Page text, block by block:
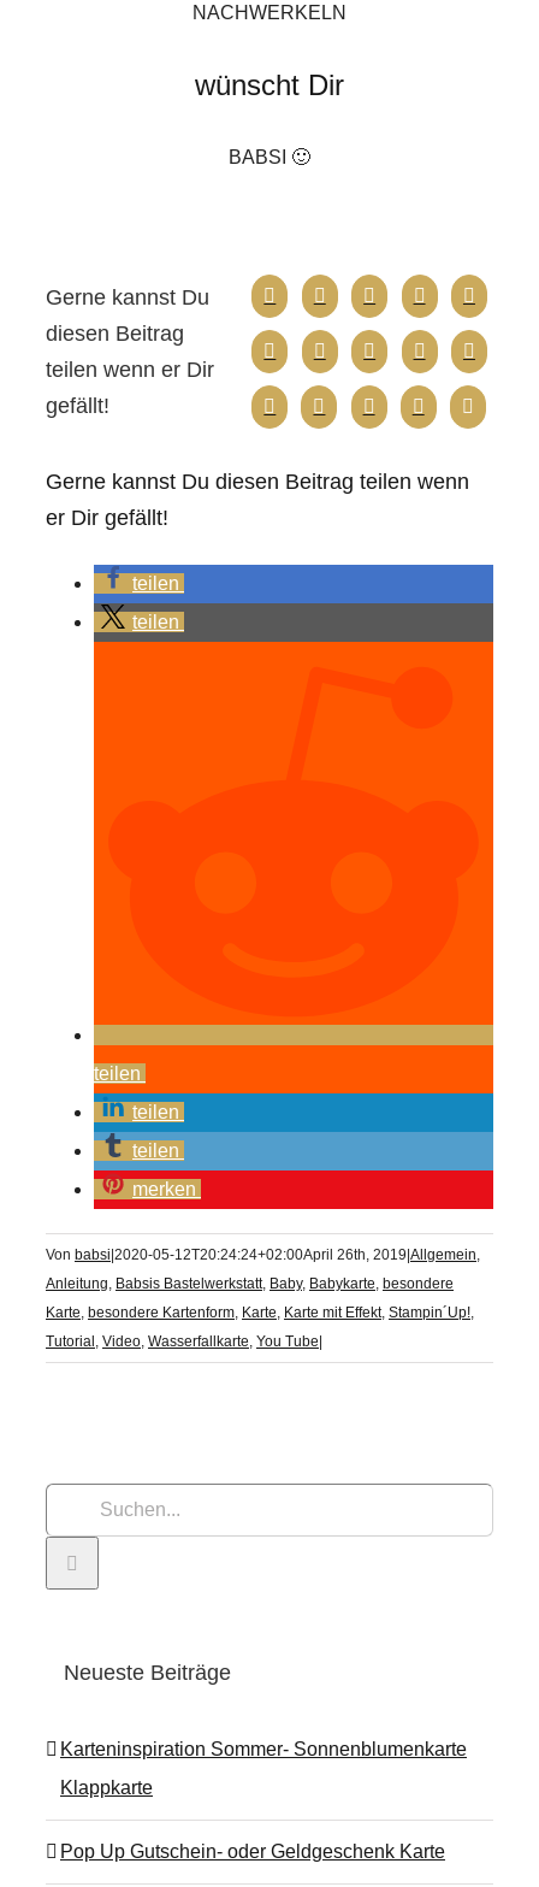
NACHWERKELN
wünscht Dir
BABSI 🙂
Gerne kannst Du
diesen Beitrag
teilen wenn er Dir
gefällt!
Gerne kannst Du diesen Beitrag teilen wenn
er Dir gefällt!
teilen
teilen
teilen
teilen
teilen
merken
Von babsi|2020-05-12T20:24:24+02:00April 26th, 2019|Allgemein
Anleitung Babsis Bastelwerkstatt, Baby, Babykarte besondere
Karte besondere Kartenform Karte Karte mit Effekt, Stampin´Up!
Tutorial Video Wasserfallkarte You Tube|
nach:
Neueste Beiträge
Karteninspiration Sommer- Sonnenblumenkarte
Klappkarte
Pop Up Gutschein- oder Geldgeschenk Karte